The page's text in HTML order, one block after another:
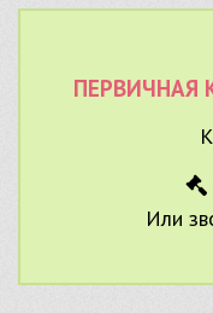
ПЕРВИЧНАЯ
Или